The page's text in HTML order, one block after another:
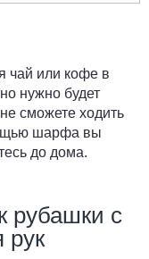
чай или кофе в
нужно будет
сможете ходить
шарфа вы
до дома.
рубашки с